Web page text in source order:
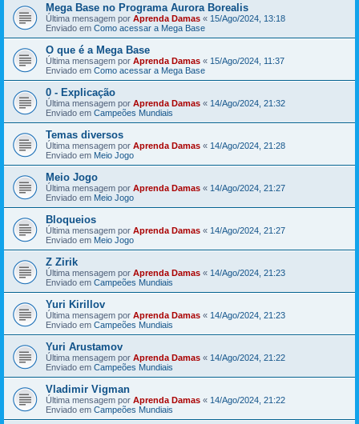
Mega Base no Programa Aurora Borealis
Última mensagem por Aprenda Damas « 15/Ago/2024, 13:18
Enviado em Como acessar a Mega Base
O que é a Mega Base
Última mensagem por Aprenda Damas « 15/Ago/2024, 11:37
Enviado em Como acessar a Mega Base
0 - Explicação
Última mensagem por Aprenda Damas « 14/Ago/2024, 21:32
Enviado em Campeões Mundiais
Temas diversos
Última mensagem por Aprenda Damas « 14/Ago/2024, 21:28
Enviado em Meio Jogo
Meio Jogo
Última mensagem por Aprenda Damas « 14/Ago/2024, 21:27
Enviado em Meio Jogo
Bloqueios
Última mensagem por Aprenda Damas « 14/Ago/2024, 21:27
Enviado em Meio Jogo
Z Zirik
Última mensagem por Aprenda Damas « 14/Ago/2024, 21:23
Enviado em Campeões Mundiais
Yuri Kirillov
Última mensagem por Aprenda Damas « 14/Ago/2024, 21:23
Enviado em Campeões Mundiais
Yuri Arustamov
Última mensagem por Aprenda Damas « 14/Ago/2024, 21:22
Enviado em Campeões Mundiais
Vladimir Vigman
Última mensagem por Aprenda Damas « 14/Ago/2024, 21:22
Enviado em Campeões Mundiais